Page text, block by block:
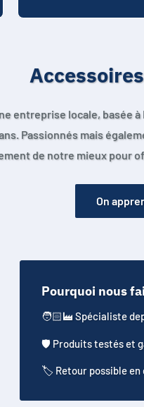
entreprise locale, basée
Passionnés mais
de notre mieux pour
On
Pourquoi nous
🧑🏻‍🏭 Spécialiste
​🛡️​ Produits testés et
​🏷️​ Retour possible en